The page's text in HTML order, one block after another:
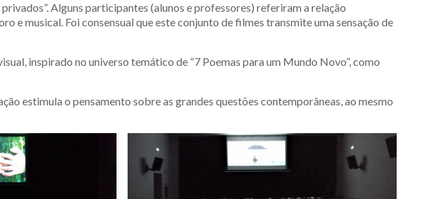
Alguns participantes (alunos e professores) referiram a relação
musical. Foi consensual que este conjunto de filmes transmite uma sensação de
inspirado no universo temático de “7 Poemas para um Mundo Novo”, como
estimula o pensamento sobre as grandes questões contemporâneas, ao mesmo